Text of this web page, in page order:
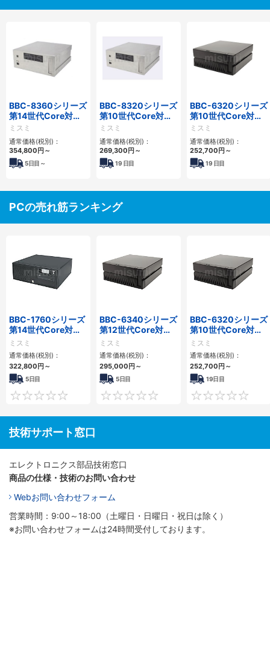
BBC-8360シリーズ
第14世代Core対応
フロアマウント
2PCIe
ミスミ
通常価格(税別)：
354,800円～
5日目～
BBC-8320シリーズ
第10世代Core対応
小型フロアマウント
FAPC 2PCI・2PCIe
ミスミ
通常価格(税別)：
269,300円～
19 日目
BBC-6320シリーズ
第10世代Core対応
小型フロアマウント
FAPC 2PCI・2PCIe
ミスミ
通常価格(税別)：
252,700円～
19 日目
PCの売れ筋ランキング
BBC-1760シリーズ
第14世代Core対応
小型フロアマウント
3PCIe
ミスミ
通常価格(税別)：
322,800円～
5日目
0
BBC-6340シリーズ
第12世代Core対応
小型フロアマウント
PC2PCI/2PCIe
ミスミ
通常価格(税別)：
295,000円～
5日目
0
BBC-6320シリーズ
第10世代Core対応
小型フロアマウント
FAPC 2PCI・2PCIe
ミスミ
通常価格(税別)：
252,700円～
19日目
技術サポート窓口
エレクトロニクス部品技術窓口
商品の仕様・技術のお問い合わせ
Webお問い合わせフォーム
営業時間：9:00～18:00（土曜日・日曜日・祝日は除く）
※お問い合わせフォームは24時間受付しております。